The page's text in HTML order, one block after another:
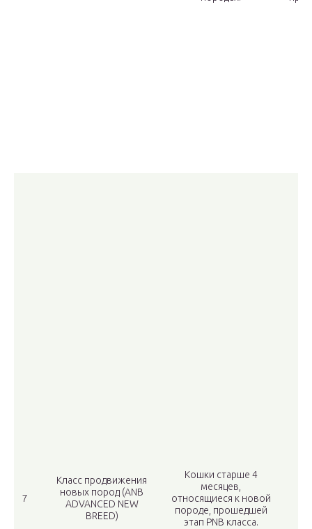
7
Класс продвижения
новых пород (ANB
ADVANCED NEW
BREED)
Кошки старше 4
месяцев,
относящиеся к новой
породе, прошедшей
этап PNB класса.